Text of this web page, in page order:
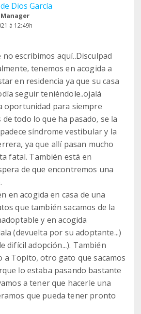
Dios García
à 12:49h
no escribimos aquí..Disculpad
tenemos en acogida a
en residencia ya que su casa
seguir teniéndole..ojalá
oportunidad para siempre
todo lo que ha pasado, se la
síndrome vestibular y la
ya que allí pasan mucho
fatal. También está en
de que encontremos una
en acogida en casa de una
que también sacamos de la
y en acogida
(devuelta por su adoptante...)
difícil adopción...). También
a Topito, otro gato que sacamos
lo estaba pasando bastante
a tener que hacerle una
que pueda tener pronto